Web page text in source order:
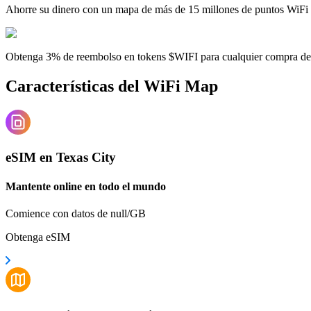
Ahorre su dinero con un mapa de más de 15 millones de puntos WiFi
Obtenga 3% de reembolso en tokens $WIFI para cualquier compra
Características del WiFi Map
eSIM en Texas City
Mantente online en todo el mundo
Comience con datos de null/GB
Obtenga eSIM